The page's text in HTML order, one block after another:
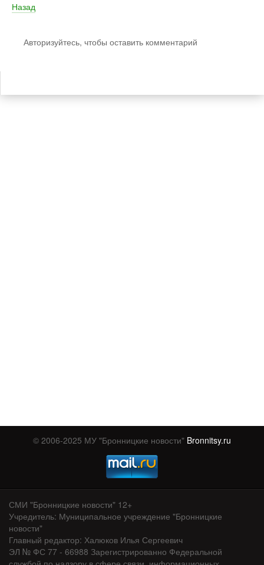
Назад
Авторизуйтесь, чтобы оставить комментарий
© 2006-2025 МУ "Бронницкие новости" Bronnitsy.ru
СМИ "Бронницкие новости" 12+
Учредитель: Муниципальное учреждение "Бронницкие
новости"
Главный редактор: Халюков Илья Сергеевич
ЭЛ № ФС 77 - 66988 Зарегистрированно Федеральной